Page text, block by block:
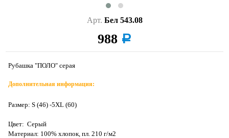
Арт. Бел 543.08
988 a
Рубашка "ПОЛО" серая
Дополнительная информация:
Размер: S (46) -5XL (60)
Цвет: Серый
Материал: 100% хлопок, пл. 210 г/м2